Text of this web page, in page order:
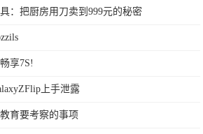
：把厨房用刀卖到999元的秘密
享7S!
上手泄露
育要考察的事项